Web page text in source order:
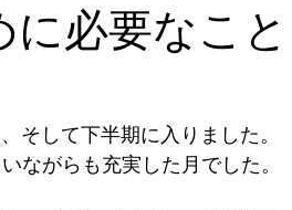
必要なこと
そして下半期に入りました。
ながらも充実した月でした。